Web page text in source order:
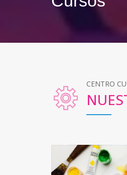
CENTRO